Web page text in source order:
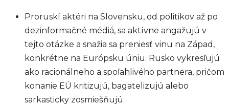
Proruskí aktéri na Slovensku, od politikov až po
dezinformačné médiá, sa aktívne angažujú v
tejto otázke a snažia sa preniesť vinu na Západ,
konkrétne na Európsku úniu. Rusko vykresľujú
ako racionálneho a spoľahlivého partnera, pričom
konanie EÚ kritizujú, bagatelizujú alebo
sarkasticky zosmiešňujú.